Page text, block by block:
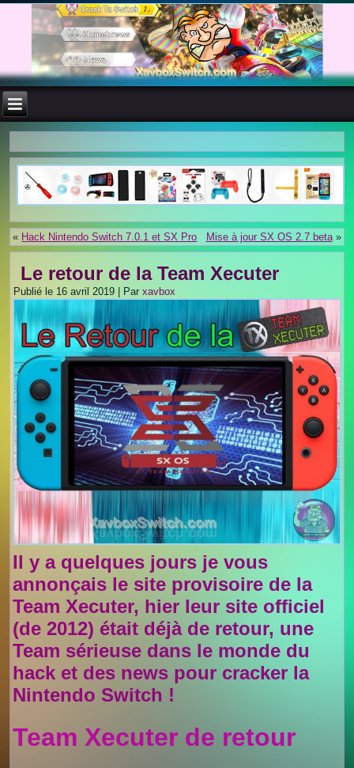
« Hack Nintendo Switch 7.0.1 et SX Pro Mise à jour SX OS 2.7 beta»
Le retour de la Team Xecuter
Publié le 16 avril 2019 Par xavbox
Il y a quelques jours je vous
annonçais le site provisoire de la
Team Xecuter, hier leur site officiel
(de 2012) était déjà de retour, une
Team sérieuse dans le monde du
hack et des news pour cracker la
Nintendo Switch !
Team Xecuter de retour